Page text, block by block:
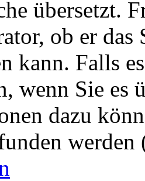
übersetzt.
ob er das
kann. Falls
wenn Sie es
dazu